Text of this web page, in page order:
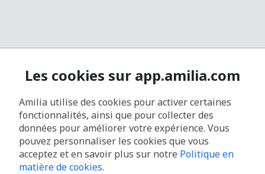
Les cookies sur app.amilia.com
Amilia utilise des cookies pour activer certaines
fonctionnalités, ainsi que pour collecter des
données pour améliorer votre expérience. Vous
pouvez personnaliser les cookies que vous
acceptez et en savoir plus sur notre Politique en
matière de cookies.